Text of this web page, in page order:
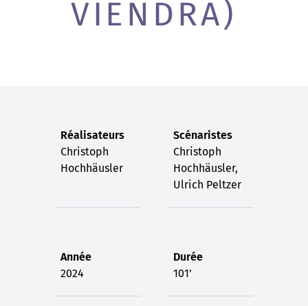
VIENDRA)
Réalisateurs
Christoph
Hochhäusler
Scénaristes
Christoph
Hochhäusler,
Ulrich Peltzer
Année
2024
Durée
101'